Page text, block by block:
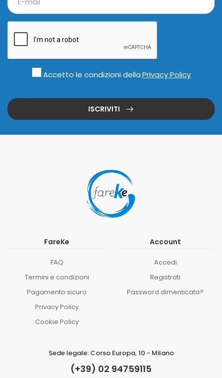
Accetto le condizioni dellaPrivacy Policy
ISCRIVITI
FareKe
FAQ
Termini e condizioni
Pagamento sicuro
Privacy Policy
Cookie Policy
Account
Accedi
Registrati
Password dimenticata?
Sede legale: Corso Europa, 10 - Milano
(+39) 02 94759115